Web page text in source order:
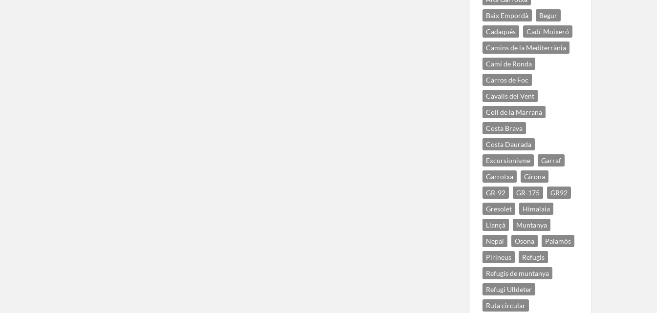
Baix Empordà
Begur
Cadaqués
Cadí-Moixeró
Camins de la Mediterrània
Camí de Ronda
Carros de Foc
Cavalls del Vent
Coll de la Marrana
Costa Brava
Costa Daurada
Excursionisme
Garraf
Garrotxa
Girona
GR-92
GR-175
GR92
Gresolet
Himalaia
Llançà
Muntanya
Nepal
Osona
Palamós
Pirineus
Refugis
Refugis de muntanya
Refugi Ulldeter
Ruta circular